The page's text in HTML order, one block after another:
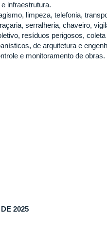
infraestrutura.
limpeza, telefonia,
serralheria, chaveiro,
resíduos perigosos,
de arquitetura e
e monitoramento de obras.
2025